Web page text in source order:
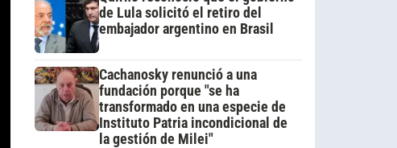
de Lula solicitó el retiro del
embajador argentino en Brasil
Cachanosky renunció a una
fundación porque "se ha
transformado en una especie de
Instituto Patria incondicional de
la gestión de Milei"